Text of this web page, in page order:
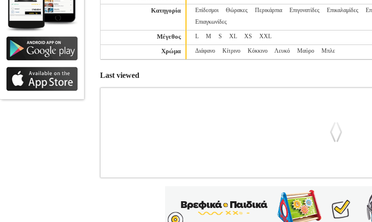
Κατηγορία Επίδεσμοι Θώρακες Περικάρπια Επιγονατίδες Επικαλαμίδες
Επιαγκωνίδες
Μέγεθος L M S XL XS XXL
Χρώμα Διάφανο Κίτρινο Κόκκινο Λευκό Μαύρο Μπλε
Last viewed
ΠΟΛΕΜΙΚΕΣ ΤΕΧΝΕΣ-ΠΡΟΣΤΑΤΕΥΤΙΚΑ
•ADIDAS PERFORMANCE στην κατηγορία ΠΟΛΕΜΙΚΕΣ ΤΕΧΝΕΣ-
Εξαιρετικά ελαφρύς Θώρακας Καράτε Adidas με WKF αναγνώριση σχεδιασμένος να μην